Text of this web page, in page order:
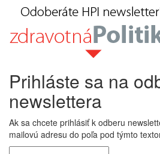
Prihláste sa na
newslettera
Ak sa chcete prihlásiť k odberu
mailovú adresu do poľa pod týmto